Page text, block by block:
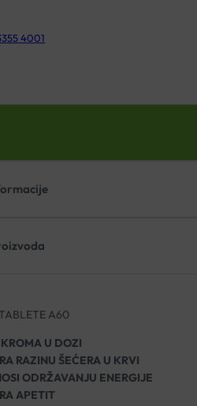
4001
A60
U DOZI
RAZINU ŠEĆERA U KRVI
ODRŽAVANJU ENERGIJE
APETIT